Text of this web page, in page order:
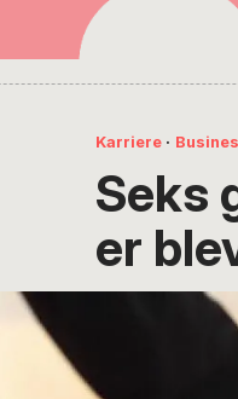
Karriere ·
Seks
er